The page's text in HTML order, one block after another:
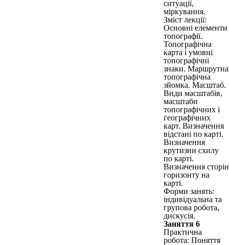
ситуації,
міркування.
Зміст лекції:
Основні елементи
топографії.
Топографічна
карта і умовні
топографічні
знаки. Маршрутна
топографічна
зйомка. Масштаб.
Види масштабів,
масштаби
топографічних і
географічних
карт. Визначення
відстані по карті.
Визначення
крутизни схилу
по карті.
Визначення сторін
горизонту на
карті.
Форми занять:
індивідуальна та
групова робота,
дискусія.
Заняття 6
Практична
робота: Поняття